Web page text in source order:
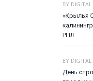
BY DIGITAL
«Крылья
РПЛ
BY DIGITAL
День